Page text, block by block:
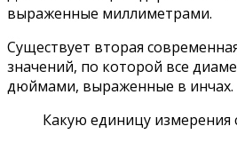
выраженные миллиметрами.
Существует вторая
значений, по которой все
дюймами, выраженные в инчах.
Какую единицу измерения